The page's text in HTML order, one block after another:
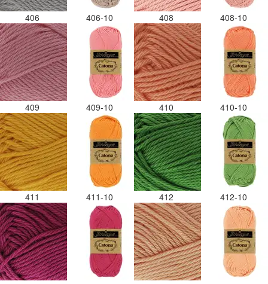
406 406-10 408 408-10
409 409-10 410 410-10
411 411-10 412 412-10